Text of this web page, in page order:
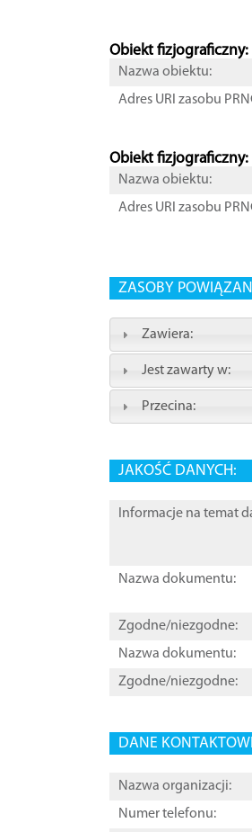
Obiekt fizjograficzny:
Nazwa obiektu:
Adres URI zasobu
Obiekt fizjograficzny:
Nazwa obiektu:
Adres URI zasobu
ZASOBY
Zawiera:
Jest zawarty w:
Przecina:
JAKOŚĆ DANYCH:
Informacje na temat
Nazwa dokumentu:
Zgodne/niezgodne:
Nazwa dokumentu:
Zgodne/niezgodne:
DANE
Nazwa organizacji:
Numer telefonu: